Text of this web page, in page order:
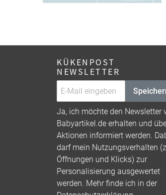
KÜKENPOST
NEWSLETTER
Ja, ich möchte den Newsletter
Babyartikel.de erhalten und
Aktionen informiert werden.
darf mein Nutzungsverhalten
Öffnungen und Klicks) zur
Personalisierung ausgewertet
werden. Mehr finde ich in der